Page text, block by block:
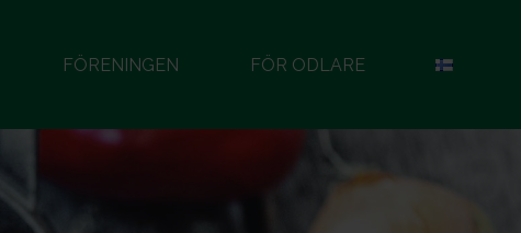
FÖRENINGEN FÖR ODLARE